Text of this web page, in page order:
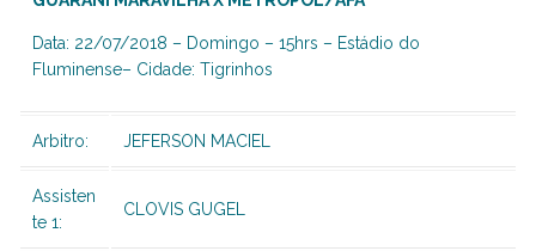
Data: 22/07/2018 – Domingo – 15hrs – Estádio do
Fluminense– Cidade: Tigrinhos
Arbitro: JEFERSON MACIEL
Assisten
te 1:
CLOVIS GUGEL